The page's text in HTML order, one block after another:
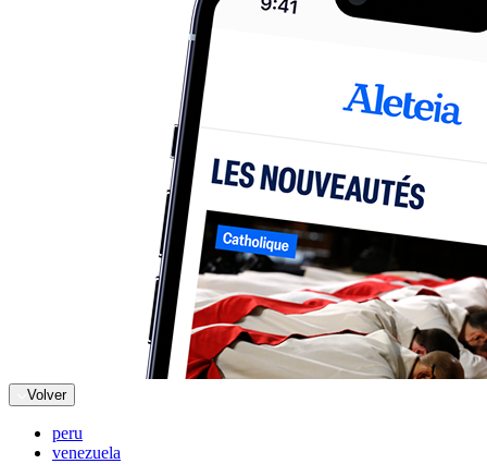
Volver
peru
venezuela